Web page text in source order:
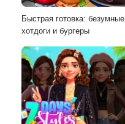
Быстрая готовка: безумные
хотдоги и бургеры